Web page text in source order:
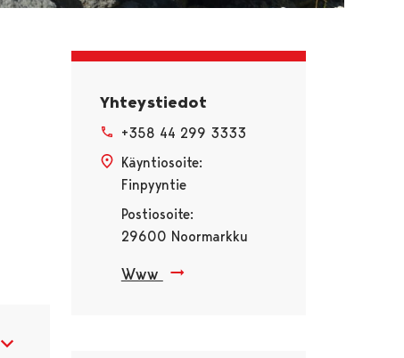
Yhteystiedot
+358 44 299 3333
Käyntiosoite:
Finpyyntie
Postiosoite:
29600 Noormarkku
Www